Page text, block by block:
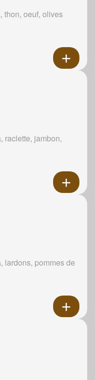
thon, oeuf, olives
raclette, jambon,
lardons, pommes de